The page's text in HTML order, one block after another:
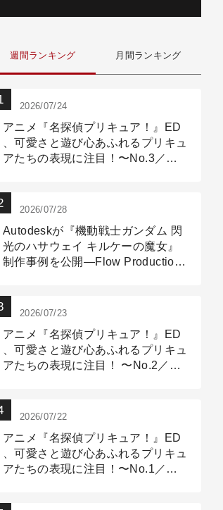
週間ランキング 月間ランキング
2026/07/24
アニメ『名探偵プリキュア！』ED
、可愛さと遊び心あふれるプリキュ
アたちの表現に注目！〜No.3／ア
2026/07/28
Autodeskが『機動戦士ガンダム 閃
光のハサウェイ キルケーの魔女』
制作事例を公開―Flow Production
2026/07/23
アニメ『名探偵プリキュア！』ED
、可愛さと遊び心あふれるプリキュ
アたちの表現に注目！ 〜No.2／モ
2026/07/22
アニメ『名探偵プリキュア！』ED
、可愛さと遊び心あふれるプリキュ
アたちの表現に注目！〜No.1／演